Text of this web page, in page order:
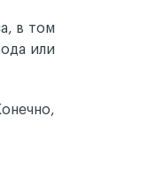
в том
или